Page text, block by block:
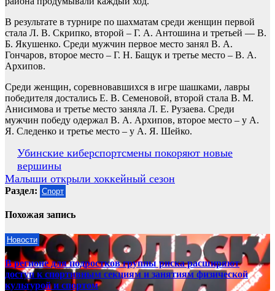
В результате в турнире по шахматам среди женщин первой
стала Л. В. Скрипко, второй – Г. А. Антошина и третьей — В.
Б. Якушенко. Среди мужчин первое место занял В. А.
Гончаров, второе место – Г. Н. Бащук и третье место – В. А.
Архипов.
Среди женщин, соревновавшихся в игре шашками, лавры
победителя достались Е. В. Семеновой, второй стала В. М.
Анисимова и третье место заняла Л. Е. Рузаева. Среди
мужчин победу одержал В. А. Архипов, второе место – у А.
Я. Следенко и третье место – у А. Я. Шейко.
Навигация
по
записям
Убинские киберспортсмены покоряют новые
вершины
Малыши открыли хоккейный сезон
Раздел: Спорт
Похожая запись
Новости
В регионе для подростков группы риска расширяют
доступ к спортивным секциям и занятиям физической
культурой и спортом